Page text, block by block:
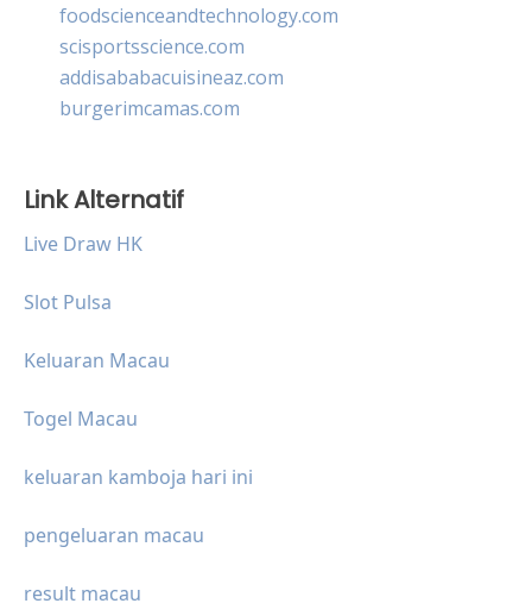
foodscienceandtechnology.com
scisportsscience.com
addisababacuisineaz.com
burgerimcamas.com
Link Alternatif
Live Draw HK
Slot Pulsa
Keluaran Macau
Togel Macau
keluaran kamboja hari ini
pengeluaran macau
result macau